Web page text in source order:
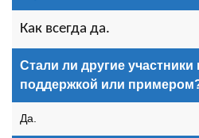
Как всегда да.
Стали ли другие
поддержкой или
Да.